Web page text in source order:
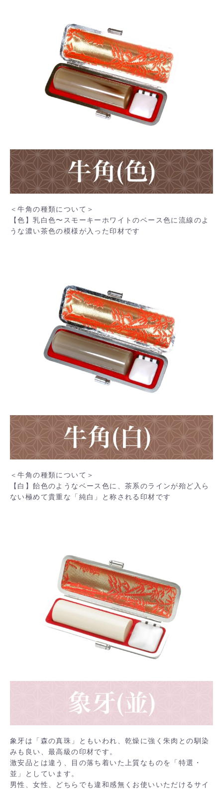
＜牛角の種類について＞
【色】乳白色〜スモーキーホワイトのベース色に流線のよ
うな濃い茶色の模様が入った印材です
＜牛角の種類について＞
【白】飴色のようなベース色に、茶系のラインが殆ど入ら
ない極めて貴重な「純白」と称される印材です
象牙は「森の真珠」ともいわれ、乾燥に強く朱肉との馴染
みも良い、最高級の印材です。
激安品とは違う、目の落ち着いた上質なものを「特選・
並」としています。
男性、女性、どちらでも違和感無くお使いいただけるサイ